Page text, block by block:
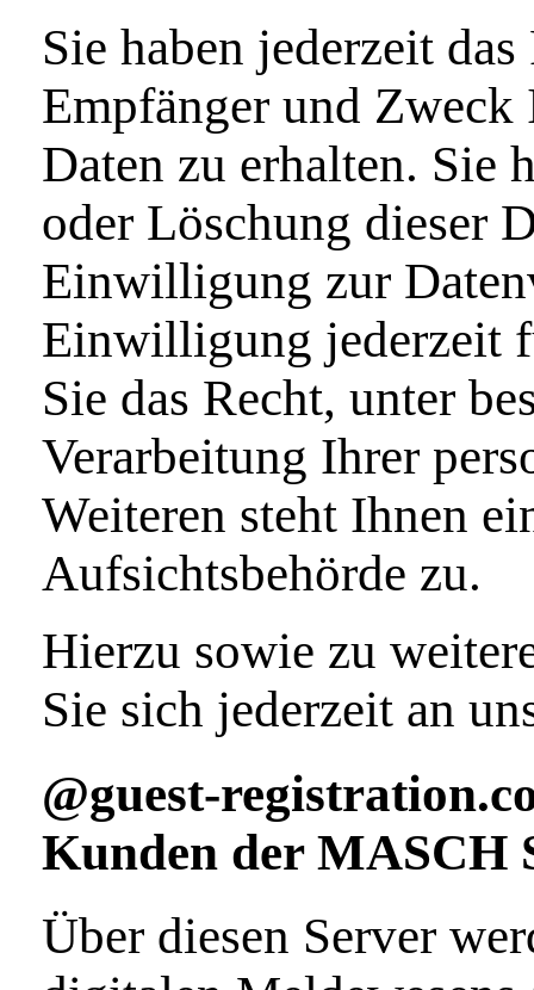
Sie haben jederzeit
Empfänger und Zweck
Daten zu erhalten. Sie
oder Löschung dieser
Einwilligung zur
Einwilligung jederzeit
Sie das Recht, unter
Verarbeitung Ihrer
Weiteren steht Ihnen
Aufsichtsbehörde zu.
Hierzu sowie zu
Sie sich jederzeit an
@guest-
Kunden der MASCH
Über diesen Server